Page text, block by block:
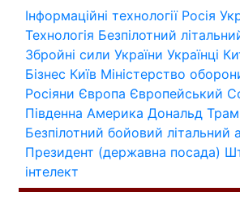
Інформаційні технології Росія
Технологія Безпілотний
Збройні сили України Українці
Бізнес Київ Міністерство
Росіяни Європа Європейський
Південна Америка Дональд
Безпілотний бойовий літальний
Президент (державна посада)
інтелект